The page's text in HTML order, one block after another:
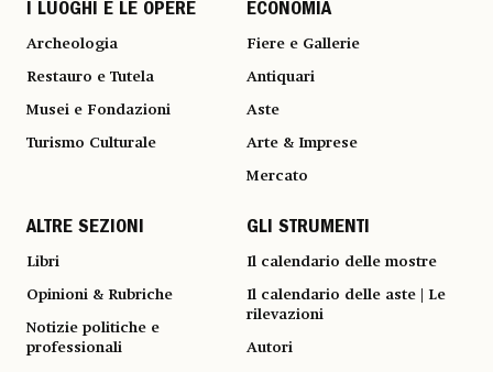
I LUOGHI E LE OPERE
Archeologia
Restauro e Tutela
Musei e Fondazioni
Turismo Culturale
ECONOMIA
Fiere e Gallerie
Antiquari
Aste
Arte & Imprese
Mercato
ALTRE SEZIONI
Libri
Opinioni & Rubriche
Notizie politiche e
professionali
GLI STRUMENTI
Il calendario delle mostre
Il calendario delle aste | Le
rilevazioni
Autori